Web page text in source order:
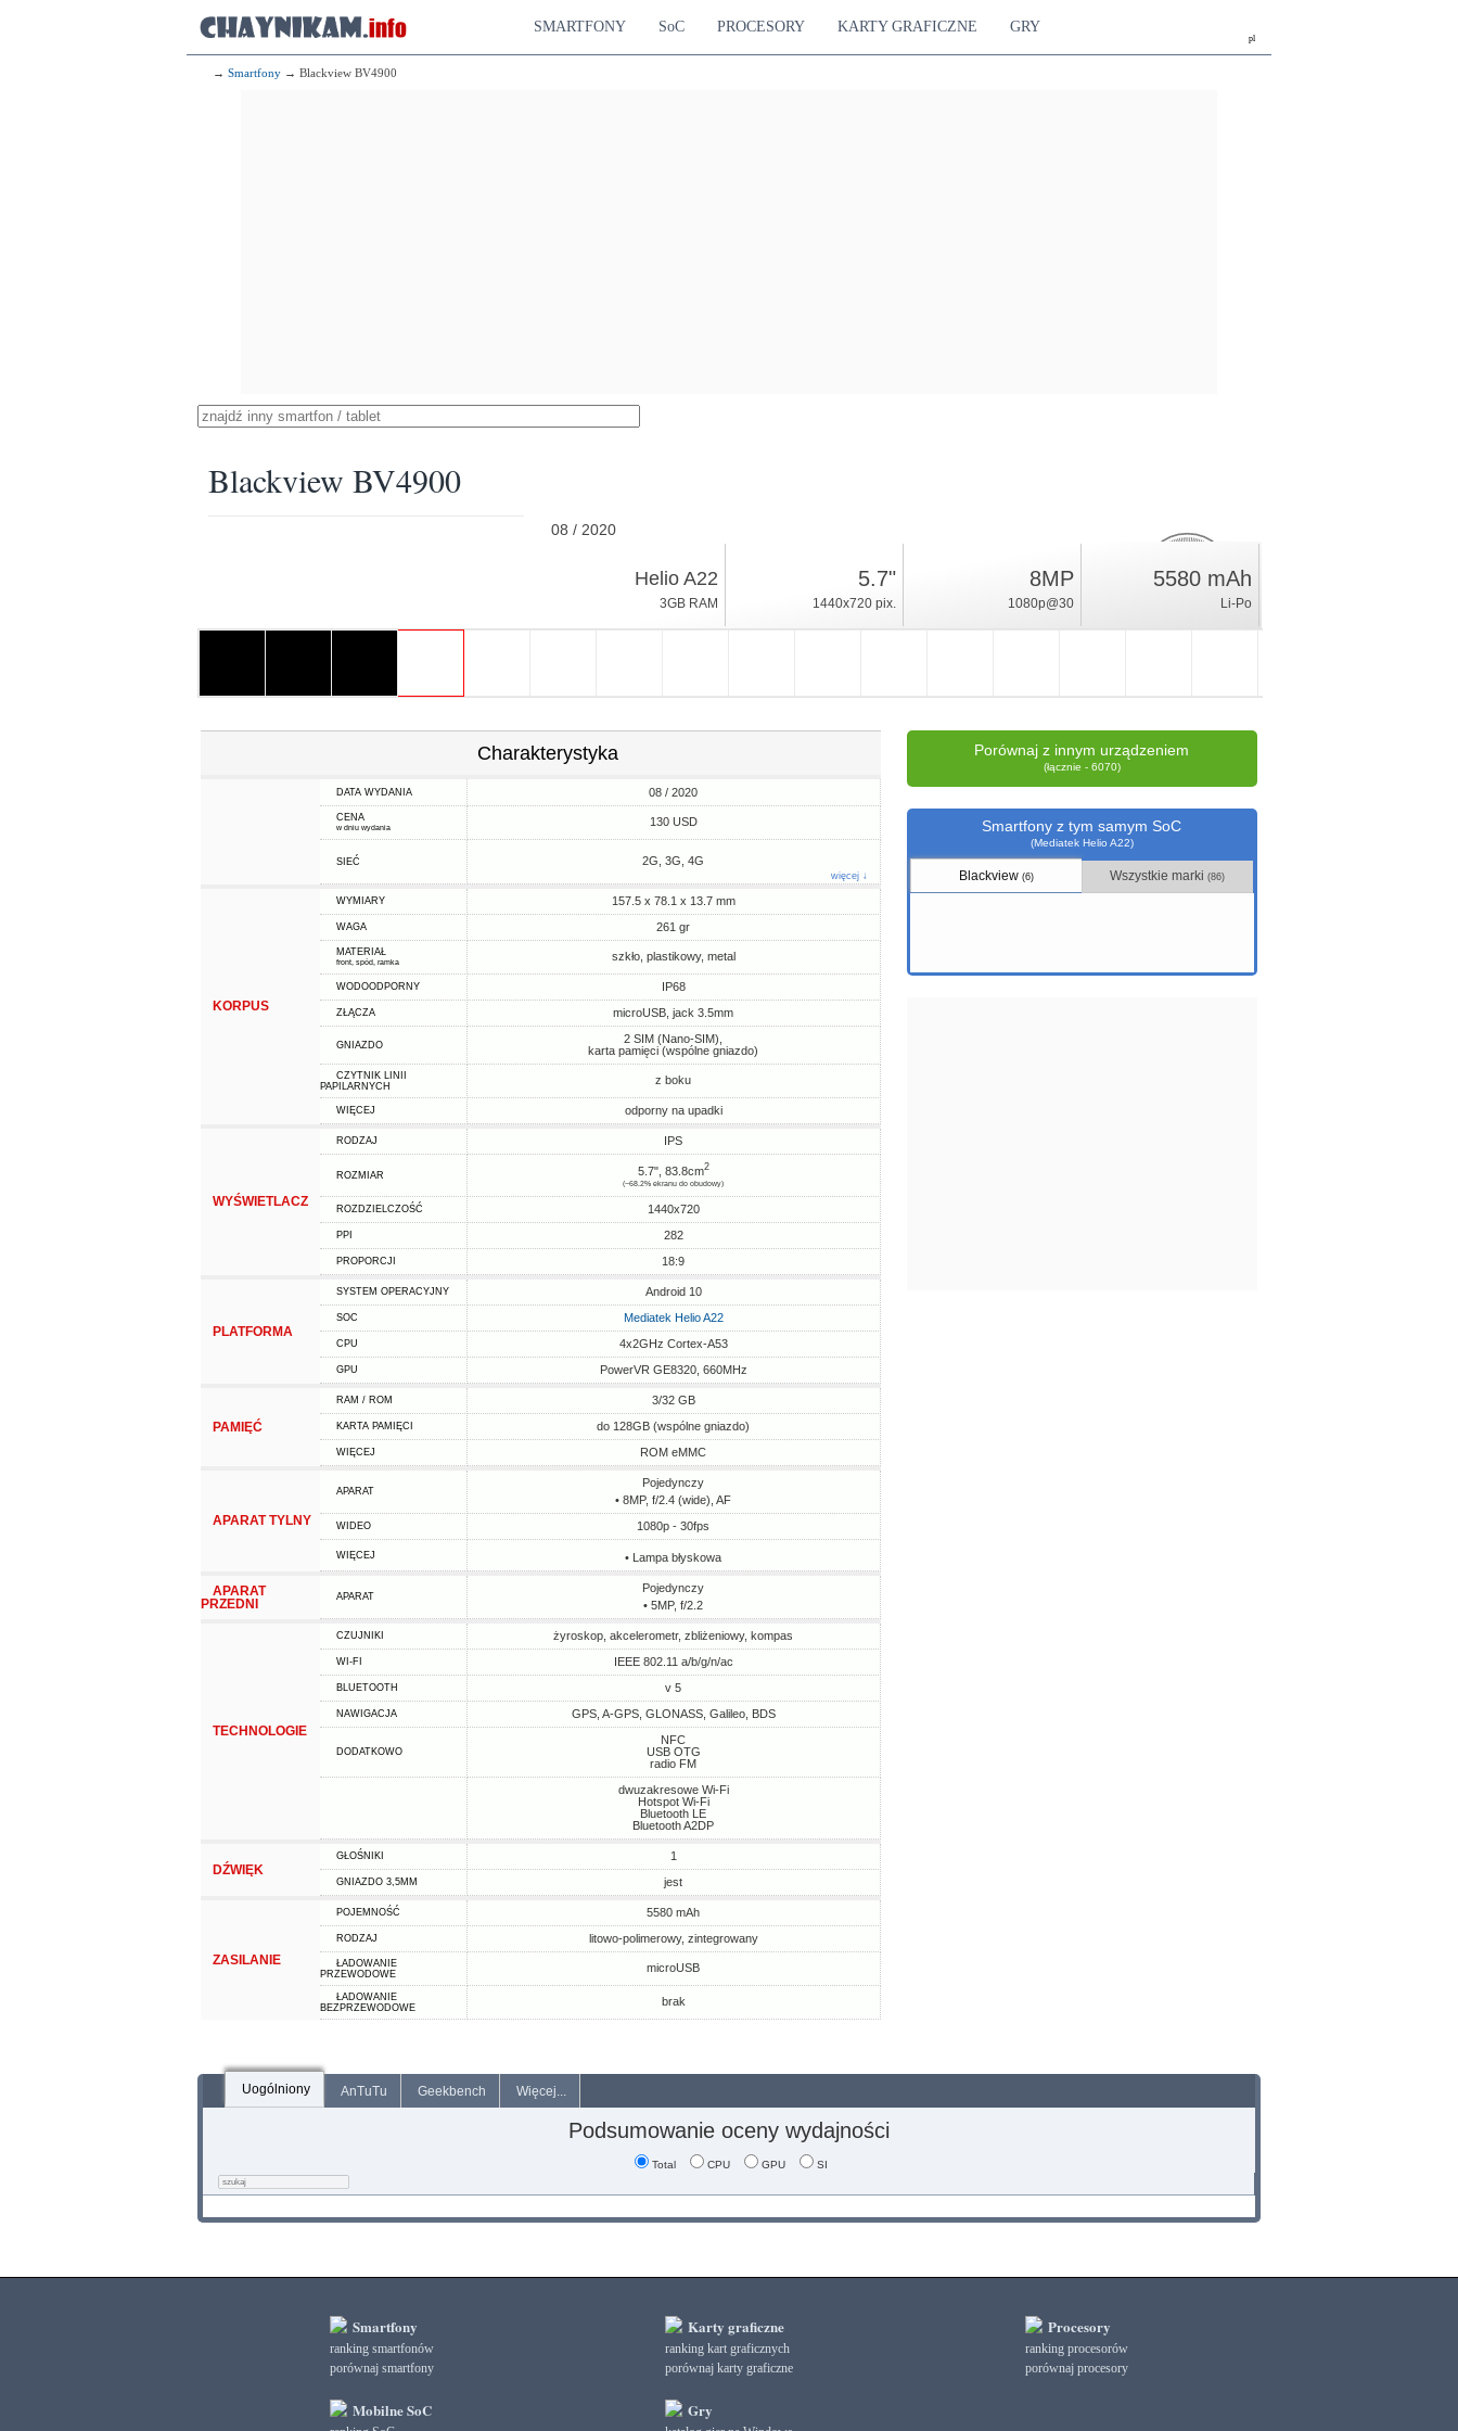
pl
SMARTFONY SoC PROCESORY KARTY GRAFICZNE GRY
→ Smartfony → Blackview BV4900
Blackview BV4900
08 / 2020
3%
Helio A22
3GB RAM
5.7"
1440x720 pix.
8MP
1080p@30
5580 mAh
Li-Po
Charakterystyka
DATA WYDANIA 08 / 2020
CENA
w dniu wydania 130 USD
SIEĆ 2G, 3G, 4G
więcej ↓
KORPUS
WYMIARY 157.5 x 78.1 x 13.7 mm
WAGA 261 gr
MATERIAŁ
front, spód, ramka szkło, plastikowy, metal
WODOODPORNY IP68
ZŁĄCZA microUSB, jack 3.5mm
GNIAZDO
2 SIM (Nano-SIM),
karta pamięci (wspólne gniazdo)
CZYTNIK LINII
PAPILARNYCH
z boku
WIĘCEJ odporny na upadki
WYŚWIETLACZ
RODZAJ IPS
ROZMIAR 5.7", 83.8cm2
(~68.2% ekranu do obudowy)
ROZDZIELCZOŚĆ 1440x720
PPI 282
PROPORCJI 18:9
PLATFORMA
SYSTEM OPERACYJNY Android 10
SOC Mediatek Helio A22
CPU 4x2GHz Cortex-A53
GPU PowerVR GE8320, 660MHz
PAMIĘĆ
RAM / ROM 3/32 GB
KARTA PAMIĘCI do 128GB (wspólne gniazdo)
WIĘCEJ ROM eMMC
APARAT TYLNY
APARAT
Pojedynczy
• 8MP, f/2.4 (wide), AF
WIDEO 1080p - 30fps
WIĘCEJ • Lampa błyskowa
APARAT
PRZEDNI
APARAT
Pojedynczy
• 5MP, f/2.2
TECHNOLOGIE
CZUJNIKI żyroskop, akcelerometr, zbliżeniowy, kompas
WI-FI IEEE 802.11 a/b/g/n/ac
BLUETOOTH v 5
NAWIGACJA GPS, A-GPS, GLONASS, Galileo, BDS
DODATKOWO
NFC
USB OTG
radio FM
dwuzakresowe Wi-Fi
Hotspot Wi-Fi
Bluetooth LE
Bluetooth A2DP
DŹWIĘK
GŁOŚNIKI 1
GNIAZDO 3,5MM jest
ZASILANIE
POJEMNOŚĆ 5580 mAh
RODZAJ litowo-polimerowy, zintegrowany
ŁADOWANIE
PRZEWODOWE
microUSB
ŁADOWANIE
BEZPRZEWODOWE
brak
Porównaj z innym urządzeniem
(łącznie - 6070)
Smartfony z tym samym SoC
(Mediatek Helio A22)
Blackview (6) Wszystkie marki(86)
Uogólniony AnTuTu Geekbench Więcej...
Podsumowanie oceny wydajności
Total CPU GPU SI
Smartfony
ranking smartfonów
porównaj smartfony
Mobilne SoC
Karty graficzne
ranking kart graficznych
porównaj karty graficzne
Gry
Procesory
ranking procesorów
porównaj procesory